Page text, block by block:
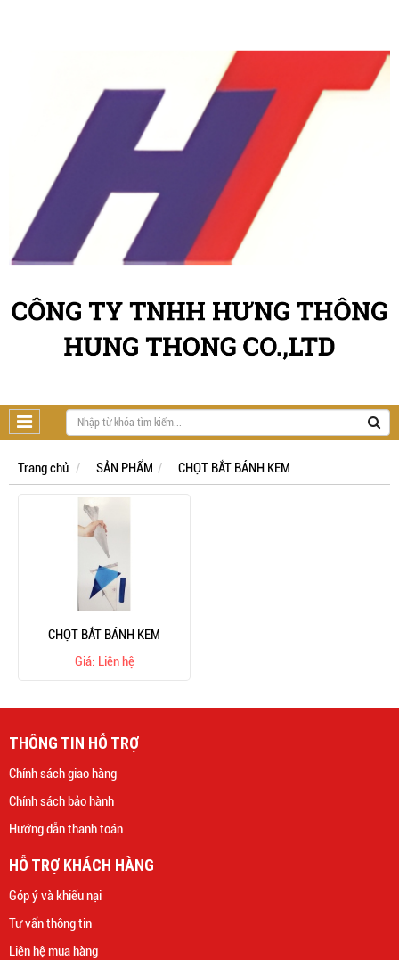
Trang chủ SẢN PHẨM CHỌT BẮT BÁNH KEM
CHỌT BẮT BÁNH KEM
Giá: Liên hệ
THÔNG TIN HỖ TRỢ
Chính sách giao hàng
Chính sách bảo hành
Hướng dẫn thanh toán
HỖ TRỢ KHÁCH HÀNG
Góp ý và khiếu nại
Tư vấn thông tin
Liên hệ mua hàng